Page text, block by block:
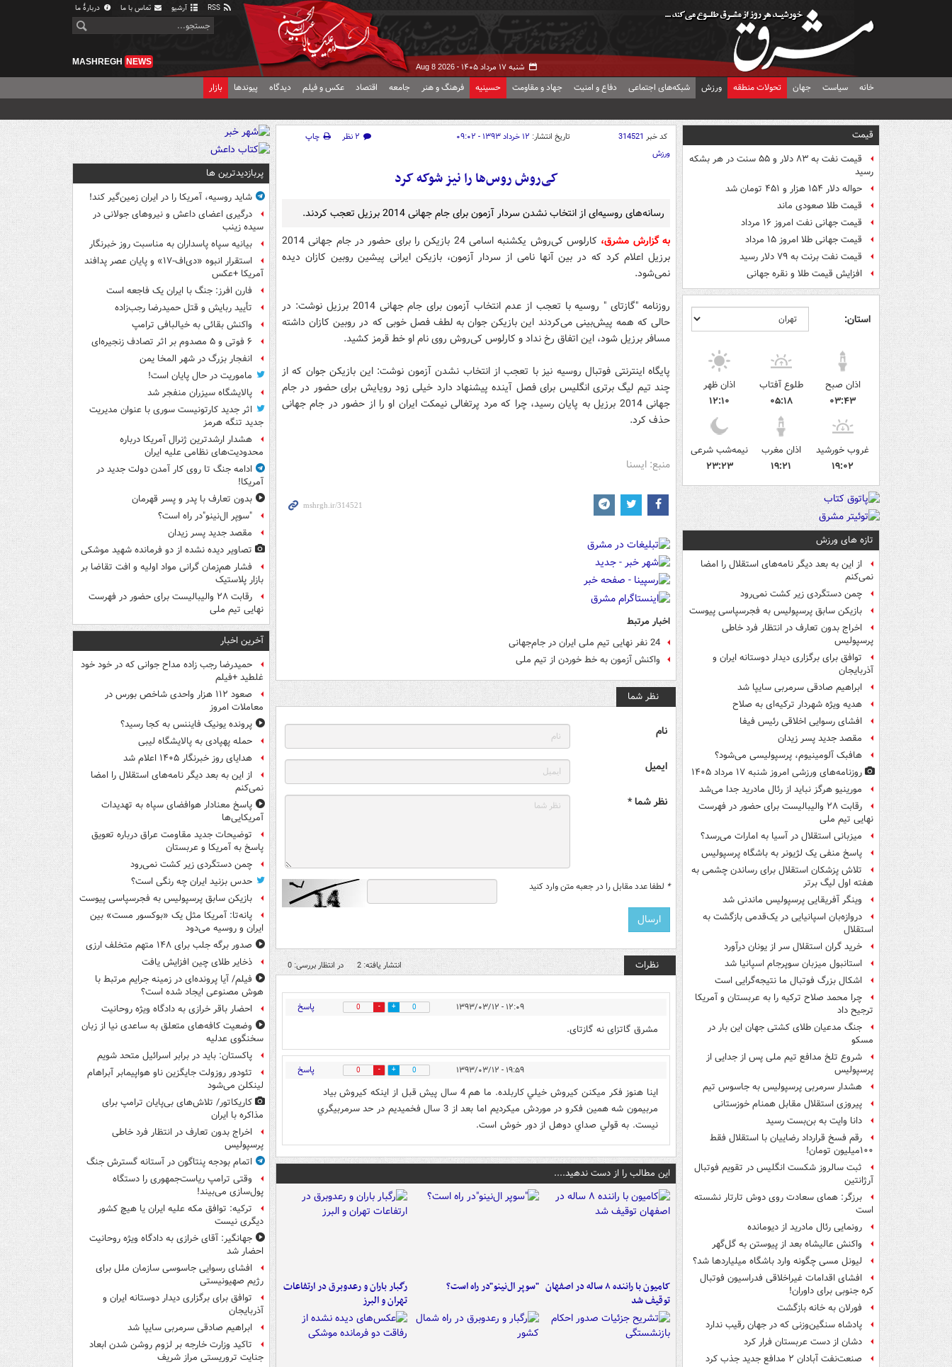
آرشیو تماس با ما دربارهٔ ما
شنبه ۱۷ مرداد ۱۴۰۵ - Aug 8 2026
MASHREGH NEWS
خانه سیاست جهان تحولات منطقه ورزش شبکه‌های اجتماعی دفاع و امنیت جهاد و مقاومت حسینیه فرهنگ و هنر جامعه اقتصاد عکس و فیلم دیدگاه پیوندها بازار
قیمت
قیمت نفت به ۸۳ دلار و ۵۵ سنت در هر بشکه
رسید
حواله دلار ۱۵۴ هزار و ۴۵۱ تومان شد
قیمت طلا صعودی ماند
قیمت جهانی نفت امروز ۱۶ مرداد
قیمت جهانی طلا امروز ۱۵ مرداد
قیمت نفت برنت به ۷۹ دلار رسید
افزایش قیمت طلا و نقره جهانی
استان:
اذان صبح
۰۳:۴۳
طلوع آفتاب
۰۵:۱۸
اذان ظهر
۱۲:۱۰
غروب خورشید
۱۹:۰۲
اذان مغرب
۱۹:۲۱
نیمه‌شب شرعی
۲۳:۲۳
تازه های ورزش
از این به بعد دیگر نامه‌های استقلال را امضا
نمی‌کنم
چمن دستگردی زیر کشت نمی‌رود
بازیکن سابق پرسپولیس به فجرسپاسی پیوست
اخراج بدون تعارف در انتظار فرد خاطی
پرسپولیس
توافق برای برگزاری دیدار دوستانه ایران و
آذربایجان
ابراهیم صادقی سرمربی سایپا شد
هدیه ویژه شهردار ترکیه‌ای به صلاح
افشای رسوایی اخلاقی رئیس فیفا
مقصد جدید پسر زیدان
هافبک آلومینیوم، پرسپولیسی می‌شود؟
روزنامه‌های ورزشی امروز ‌شنبه ۱۷ مرداد ۱۴۰۵
مورینیو هرگز نباید از رئال مادرید جدا می‌شد
رقابت ۲۸ والیبالیست برای حضور در فهرست
نهایی تیم ملی
میزبانی استقلال در آسیا به امارات می‌رسد؟
پاسخ منفی یک لژیونر به باشگاه پرسپولیس
تلاش پزشکان استقلال برای رساندن چشمی به
هفته اول لیگ برتر
وینگر آفریقایی پرسپولیس ماندنی شد
دروازه‌بان اسپانیایی در یک‌قدمی بازگشت به
استقلال
خرید گران استقلال سر از یونان درآورد
استانبول میزبان سوپرجام اسپانیا شد
اشکال بزرگ فوتبال ما نتیجه‌گرایی است
چرا محمد صلاح ترکیه را به عربستان و آمریکا
ترجیح داد
جنگ مدعیان طلای کشتی جهان این بار در
مسکو
شروع تلخ مدافع تیم ملی پس از جدایی از
پرسپولیس
هشدار سرمربی پرسپولیس به جاسوس تیم
پیروزی استقلال مقابل همنام خوزستانی
دانا وایت به بن‌بست رسید
رقم فسخ قرارداد رضاییان با استقلال فقط
۱۰۰میلیون تومان!
ثبت سالروز شکست انگلیس در تقویم فوتبال
آرژانتین
برزگر: همای سعادت روی دوش تارتار نشسته
است
رونمایی رئال مادرید از دیومانده
واکنش عالیشاه بعد از پیوستن به گل‌گهر
لیونل مسی چگونه وارد باشگاه میلیاردها شد؟
افشای اقدامات غیراخلاقی فدراسیون فوتبال
کره جنوبی برای داوران!
فورلان به خانه بازگشت
پادشاه سنگین‌وزنی که در جهان رقیب ندارد
دشان از دست عربستان فرار کرد
صنعت‌نفت آبادان ۲ مدافع جدید جذب کرد
کد خبر 314521 تاریخ انتشار: ۱۲ خرداد ۱۳۹۳ - ۰۹:۰۲ ۲ نظر
چاپ
ورزش
کی‌روش روس‌ها را نیز شوکه کرد
رسانه‌های روسیه‌ای از انتخاب نشدن سردار آزمون برای جام جهانی 2014 برزیل تعجب کردند.
به گزارش مشرق،
کارلوس کی‌روش یکشنبه اسامی 24 بازیکن را برای حضور در جام جهانی 2014
برزیل اعلام کرد که در بین آنها نامی از سردار آزمون، بازیکن ایرانی پیشین روبین کازان دیده
نمی‌شود.
روزنامه‌ "گازتای " روسیه با تعجب از عدم انتخاب آزمون برای جام جهانی 2014 برزیل نوشت: در
حالی که همه پیش‌بینی می‌کردند این بازیکن جوان به لطف فصل خوبی که در روبین کازان داشته
مسافر برزیل شود، این اتفاق رخ نداد و کارلوس کی‌روش روی نام او خط قرمز کشید.
پایگاه اینترنتی فوتبال روسیه نیز با تعجب از انتخاب نشدن آزمون نوشت: این بازیکن جوان که از
چند تیم لیگ برتری انگلیس برای فصل آینده پیشنهاد دارد خیلی زود رویایش برای حضور در جام
جهانی 2014 برزیل به پایان رسید، چرا که مرد پرتغالی نیمکت ایران او را از حضور در جام جهانی
حذف کرد.
منبع: ایسنا
اخبار مرتبط
24 نفر نهایی تیم ملی ایران در جام‌‌جهانی
واکنش آزمون به خط خوردن از تیم ملی
نظر شما
نام
ایمیل
نظر شما *
* لطفا عدد مقابل را در جعبه متن وارد کنید
نظرات انتشار یافته: 2 در انتظار بررسی: 0
۱۲:۰۹ - ۱۳۹۳/۰۳/۱۲ 0
0 پاسخ
مشرق گاتزای نه گازتای.
۱۹:۵۹ - ۱۳۹۳/۰۳/۱۲ 0
0 پاسخ
اينا هنوز فكر ميكنن كيروش خيلي كاربلده. ما هم 4 سال پيش قبل از اينكه كيروش بياد
مربيمون شه همين فكرو در موردش ميكرديم اما بعد از 3 سال فخميديم در حد سرمربيگري
نيست. به قولي صداي دوهل از دور خوش است.
این مطالب را از دست ندهید....
کامیون با راننده ۸ ساله در اصفهان
توقیف شد
"سوپر ال‌نینو"در راه است؟
رگبار باران و رعدوبرق در ارتفاعات
تهران و البرز
پربازدیدترین ها
شاید روسیه، آمریکا را در ایران زمین‌گیر کند!
درگیری اعضای داعش و نیروهای جولانی در
سیده زینب
بیانیه سپاه پاسداران به مناسبت روز خبرنگار
استقرار انبوه «دی‌اف‑۱۷» و پایان عصر پدافند
آمریکا +عکس
فارن افرز: جنگ با ایران یک فاجعه است
تأیید ربایش و قتل حمیدرضا رجب‌زاده
واکنش بقائی به خیالبافی ترامپ
۶ فوتی و ۵ مصدوم بر اثر تصادف زنجیره‌ای
انفجار بزرگ در شهر المخا یمن
ماموریت در حال پایان است!
پالایشگاه سیزران منفجر شد
اثر جدید کارتونیست سوری با عنوان مدیریت
جدید تنگه هرمز
هشدار ارشدترین ژنرال آمریکا درباره
محدودیت‌های نظامی علیه ایران
ادامه جنگ تا روی کار آمدن دولت جدید در
آمریکا!
بدون تعارف با پدر و پسر قهرمان
"سوپر ال‌نینو"در راه است؟
مقصد جدید پسر زیدان
تصاویر دیده‌ نشده از دو فرمانده شهید موشکی
فشار هم‌زمان گرانی مواد اولیه و افت تقاضا بر
بازار پلاستیک
رقابت ۲۸ والیبالیست برای حضور در فهرست
نهایی تیم ملی
آخرین اخبار
حمیدرضا رجب زاده مداح جوانی که در خود خود
غلطید +فیلم
صعود ۱۱۲ هزار واحدی شاخص بورس در
معاملات امروز
پرونده یونیک فایننس به کجا رسید؟
حمله پهپادی به پالایشگاه لیبی
هدایای روز خبرنگار ۱۴۰۵ اعلام شد
از این به بعد دیگر نامه‌های استقلال را امضا
نمی‌کنم
پاسخ معنادار هوافضای سپاه به تهدیدات
آمریکایی‌ها
توضیحات جدید مقاومت عراق درباره تعویق
پاسخ به آمریکا و عربستان
چمن دستگردی زیر کشت نمی‌رود
حدس بزنید ایران چه رنگی است؟
بازیکن سابق پرسپولیس به فجرسپاسی پیوست
پانه‌تا: آمریکا مثل یک «بوکسور مست» بین
ایران و روسیه می‌دود
صدور برگه جلب برای ۱۴۸ متهم متخلف ارزی
ذخایر طلای چین افزایش یافت
فیلم/ آیا پرونده‌ای در زمینه جرایم مرتبط با
هوش مصنوعی ایجاد شده است؟
احضار باقر خرازی به دادگاه ویژه روحانیت
وضعیت کافه‌های متعلق به ساعدی نیا از زبان
سخنگوی عدلیه
پاکستان: باید در برابر اسرائیل متحد شویم
تئودور روزولت جایگزین ناو هواپیمابر آبراهام
لینکلن می‌شود
کاریکاتور/ تلاش‌های بی‌پایان ترامپ برای
مذاکره با ایران
اخراج بدون تعارف در انتظار فرد خاطی
پرسپولیس
اتمام بودجه پنتاگون در آستانه گسترش جنگ
وقتی ترامپ ریاست‌جمهوری را دستگاه
پول‌سازی می‌بیند!
ترکیه: توافق مکه علیه ایران یا هیچ کشور
دیگری نیست
جهانگیر: آقای خرازی به دادگاه ویژه روحانیت
احضار شد
افشای رسوایی جاسوسی سازمان ملل برای
رژیم صهیونیستی
توافق برای برگزاری دیدار دوستانه ایران و
آذربایجان
ابراهیم صادقی سرمربی سایپا شد
تاکید وزارت خارجه بر لزوم روشن شدن ابعاد
جنایت تروریستی مراز شریف